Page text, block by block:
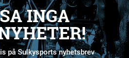
INGA
på Sulkysports nyhetsbrev